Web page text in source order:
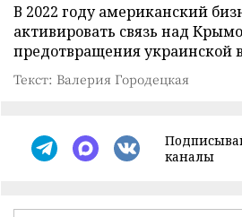
В 2022 году американский
активировать связь над
предотвращения украинской
Текст: Валерия Городецкая
каналы